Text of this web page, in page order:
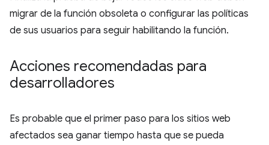
migrar de la función obsoleta o configurar las políticas
de sus usuarios para seguir habilitando la función.
Acciones recomendadas para
desarrolladores
Es probable que el primer paso para los sitios web
afectados sea ganar tiempo hasta que se pueda